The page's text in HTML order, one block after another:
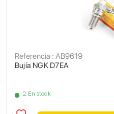
Bujía NGK D7EA
Referencia : AB9619
2 En stock